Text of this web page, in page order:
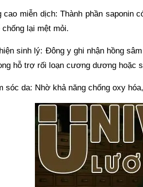
cao miễn dịch: Thành phần saponin
lại mệt mỏi.
sinh lý: Đông y ghi nhận hồng
hỗ trợ rối loạn cương dương hoặc
sóc da: Nhờ khả năng chống oxy